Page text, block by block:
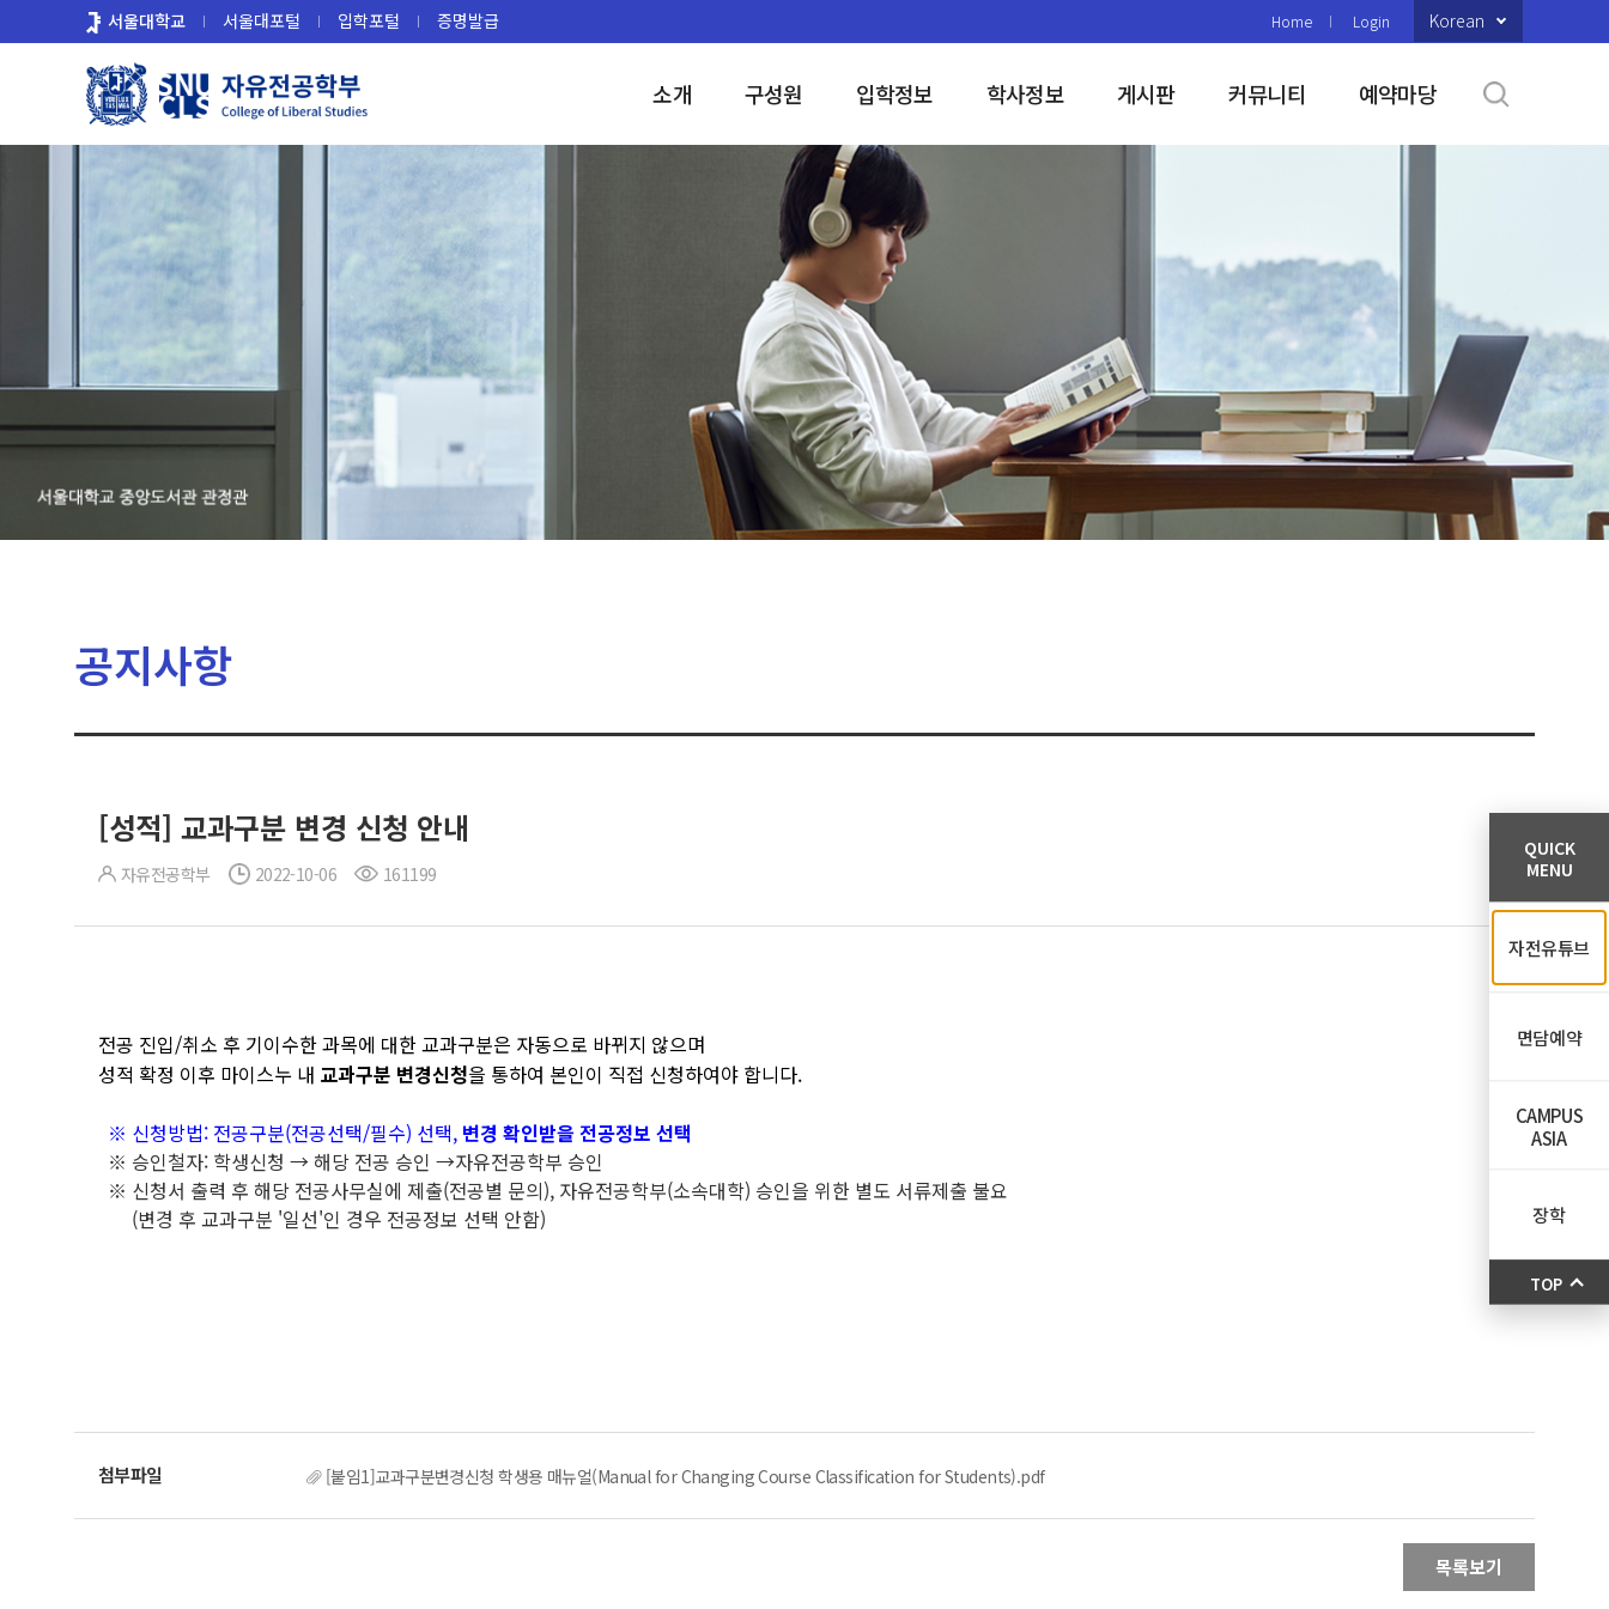
로
서울대학교 서울대포털 입학포털 증명발급 Home Login Korean
소개 구성원 입학정보 학사정보 게시판 커뮤니티 예약마당
공지사항
[성적] 교과구분 변경 신청 안내
자유전공학부 2022-10-06 161199
전공 진입/취소 후 기이수한 과목에 대한 교과구분은 자동으로 바뀌지 않으며
성적 확정 이후 마이스누 내 교과구분 변경신청을 통하여 본인이 직접 신청하여야 합니다.
※ 신청방법: 전공구분(전공선택/필수) 선택, 변경 확인받을 전공정보 선택
※ 승인철자: 학생신청 → 해당 전공 승인 →자유전공학부 승인
※ 신청서 출력 후 해당 전공사무실에 제출(전공별 문의), 자유전공학부(소속대학) 승인을 위한 별도 서류제출 불요
(변경 후 교과구분 '일선'인 경우 전공정보 선택 안함)
[붙임1]교과구분변경신청 학생용 매뉴얼(Manual for Changing Course Classification for Students).pdf
목록보기
QUICK
MENU
자전유튜브
면담예약
CAMPUS
ASIA
장학
TOP